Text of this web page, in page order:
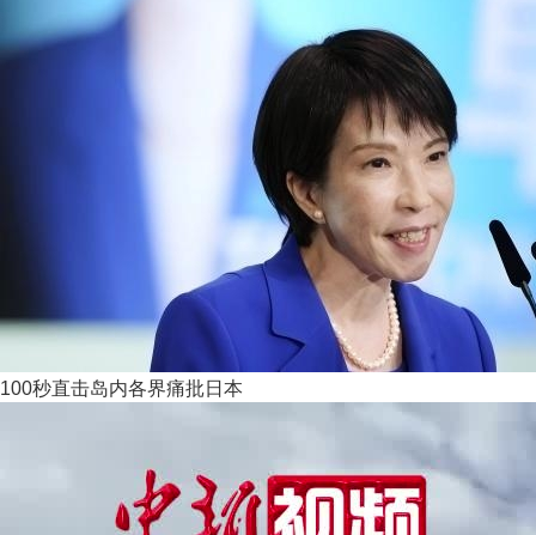
100秒直击岛内各界痛批日本